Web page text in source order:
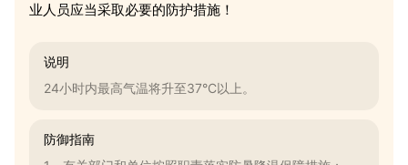
业人员应当采取必要的防护措施！
说明
24小时内最高气温将升至37°C以上。
防御指南